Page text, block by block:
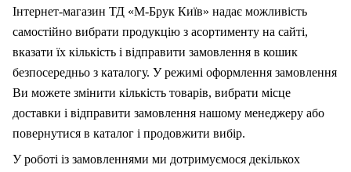
Інтернет-магазин ТД «М-Брук Київ» надає можливість
самостійно вибрати продукцію з асортименту на сайті,
вказати їх кількість і відправити замовлення в кошик
безпосередньо з каталогу. У режимі оформлення замовлення
Ви можете змінити кількість товарів, вибрати місце
доставки і відправити замовлення нашому менеджеру або
повернутися в каталог і продовжити вибір.
У роботі із замовленнями ми дотримуємося декількох